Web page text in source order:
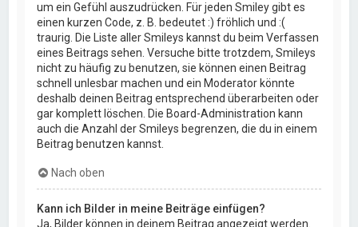
um ein Gefühl auszudrücken. Für jeden Smiley gibt es
einen kurzen Code, z. B. bedeutet :) fröhlich und :(
traurig. Die Liste aller Smileys kannst du beim Verfassen
eines Beitrags sehen. Versuche bitte trotzdem, Smileys
nicht zu häufig zu benutzen, sie können einen Beitrag
schnell unlesbar machen und ein Moderator könnte
deshalb deinen Beitrag entsprechend überarbeiten oder
gar komplett löschen. Die Board-Administration kann
auch die Anzahl der Smileys begrenzen, die du in einem
Beitrag benutzen kannst.
Nach oben
Kann ich Bilder in meine Beiträge einfügen?
Ja, Bilder können in deinem Beitrag angezeigt werden.